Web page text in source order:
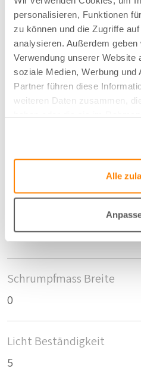
personalisieren, Funktionen
zu können und die Zugriffe
analysieren. Außerdem
Verwendung unserer Website
soziale Medien, Werbung und
Partner führen diese
weiteren Daten zusammen,
Alle
Farbe
Stroh - 14
Breite/Höhe
Schrumpfmass Höhe
0
Schrumpfmass Breite
0
Licht Beständigkeit
5